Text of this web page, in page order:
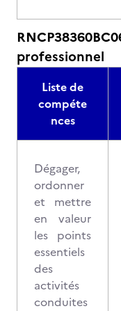
professionnel
Liste de
compéte
nces
Dégager,
ordonner
et mettre
en valeur
les points
essentiels
des
activités
conduites